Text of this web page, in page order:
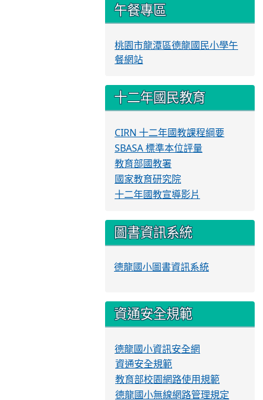
午餐專區
桃園市龍潭區德龍國民小學午
餐網站
十二年國民教育
CIRN 十二年國教課程綱要
SBASA 標準本位評量
教育部國教署
國家教育研究院
十二年國教宣導影片
圖書資訊系統
德龍國小圖書資訊系統
資通安全規範
德龍國小資訊安全網
資通安全規範
教育部校園網路使用規範
德龍國小無線網路管理規定